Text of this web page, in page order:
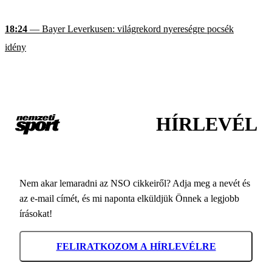
18:24 — Bayer Leverkusen: világrekord nyereségre pocsék
idény
HÍRLEVÉL
Nem akar lemaradni az NSO cikkeiről? Adja meg a nevét és
az e-mail címét, és mi naponta elküldjük Önnek a legjobb
írásokat!
FELIRATKOZOM A HÍRLEVÉLRE